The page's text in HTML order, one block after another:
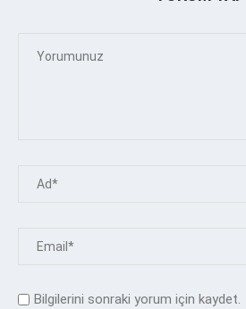
Bilgilerini sonraki yorum için kaydet.